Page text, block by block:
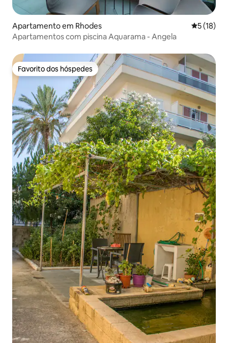
Apartamento em Rhodes
5 (18)
Apartamentos com piscina Aquarama - Angela
Favorito dos hóspedes
Favorito dos hóspedes